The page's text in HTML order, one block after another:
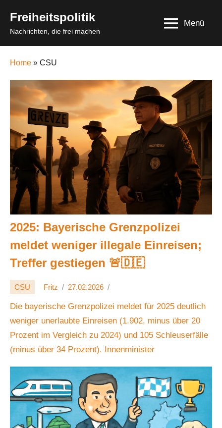
content
Freiheitspolitik
Nachrichten, die frei machen
Menü
Home » CSU
2025: Bayerische Grenzpolizei
meldet weniger illegale Einreisen;
Treffer gestiegen 🚨🇩🇪
CSU Fritz 27.02.2026
Die bayerische Grenzpolizei meldet für 2025 deutlich
weniger unerlaubte Einreisen (1.902, minus über 20
Prozent im Vergleich zu 2024) und 105 Schleuserfälle
(minus über 34 Prozent). Innenminister